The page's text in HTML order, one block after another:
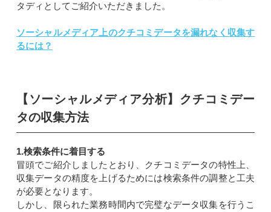
タディとしてご紹介いただきました。
ソーシャルメディア上のクチコミデータを漏れなく収集す
るには？
【ソーシャルメディア分析】クチコミデー
タの収集方法
1.検索条件に着目する
冒頭でご紹介しましたとおり、クチコミデータの特性上、
収集データの精度を上げるためには検索条件の調整と工夫
が必要となります。
しかし、限られた業務時間内で完璧なデータ収集を行うこ